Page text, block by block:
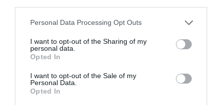
Personal Data Processing Opt Outs
I want to opt-out of the Sharing of my
personal data.
Opted In
I want to opt-out of the Sale of my
Personal Data.
Opted In
Índex2P
Kosmos Global Holding